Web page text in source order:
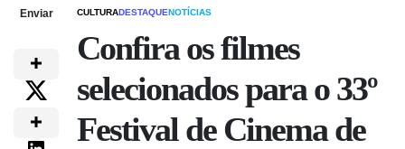
Enviar CULTURADESTAQUENOTÍCIAS
Confira os filmes
selecionados para o 33º
Festival de Cinema de